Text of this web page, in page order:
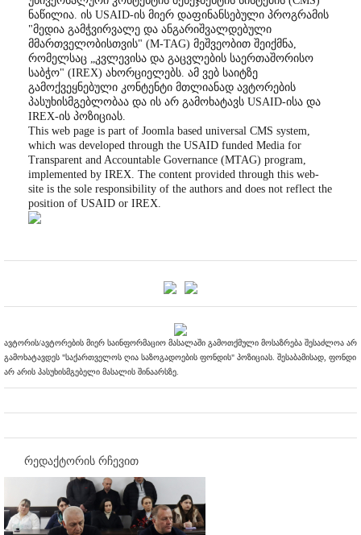
ნაწილია. ის USAID-ის მიერ დაფინანსებული პროგრამის
"მედია გამჭვირვალე და ანგარიშვალდებული
მმართველობისთვის" (M-TAG) მეშვეობით შეიქმნა,
რომელსაც „კვლევისა და გაცვლების საერთაშორისო
საბჭო" (IREX) ახორციელებს. ამ ვებ საიტზე
გამოქვეყნებული კონტენტი მთლიანად ავტორების
პასუხისმგებლობაა და ის არ გამოხატავს USAID-ისა და
IREX-ის პოზიციას.
This web page is part of Joomla based universal CMS system,
which was developed through the USAID funded Media for
Transparent and Accountable Governance (MTAG) program,
implemented by IREX. The content provided through this web-
site is the sole responsibility of the authors and does not reflect the
position of USAID or IREX.
ავტორის/ავტორების მიერ საინფორმაციო მასალაში გამოთქმული მოსაზრება შესაძლოა არ
გამოხატავდეს "საქართველოს ღია საზოგადოების ფონდის" პოზიციას. შესაბამისად, ფონდი
არ არის პასუხისმგებელი მასალის შინაარსზე.
რედაქტორის რჩევით